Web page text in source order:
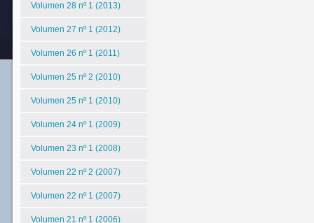
Volumen 28 nº 1 (2013)
Volumen 27 nº 1 (2012)
Volumen 26 nº 1 (2011)
Volumen 25 nº 2 (2010)
Volumen 25 nº 1 (2010)
Volumen 24 nº 1 (2009)
Volumen 23 nº 1 (2008)
Volumen 22 nº 2 (2007)
Volumen 22 nº 1 (2007)
Volumen 21 nº 1 (2006)